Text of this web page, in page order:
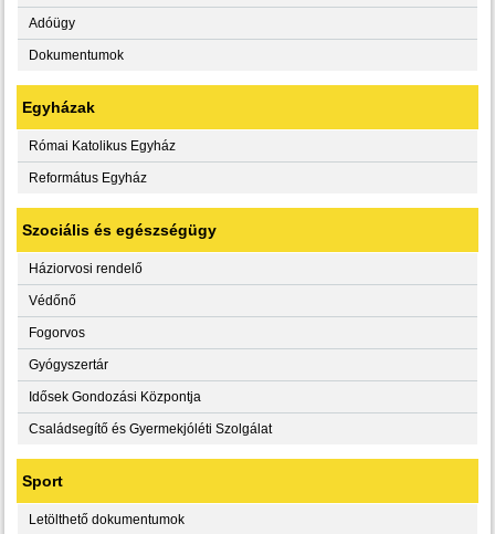
Adóügy
Dokumentumok
Egyházak
Római Katolikus Egyház
Református Egyház
Szociális és egészségügy
Háziorvosi rendelő
Védőnő
Fogorvos
Gyógyszertár
Idősek Gondozási Központja
Családsegítő és Gyermekjóléti Szolgálat
Sport
Letölthető dokumentumok